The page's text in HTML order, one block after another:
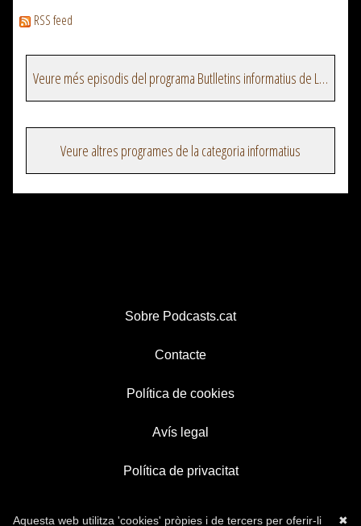
RSS feed
Veure més episodis del programa Butlletins informatius de La Xarxa
Veure altres programes de la categoria informatius
Sobre Podcasts.cat
Contacte
Política de cookies
Avís legal
Política de privacitat
✖
Aquesta web utilitza 'cookies' pròpies i de tercers per oferir-li